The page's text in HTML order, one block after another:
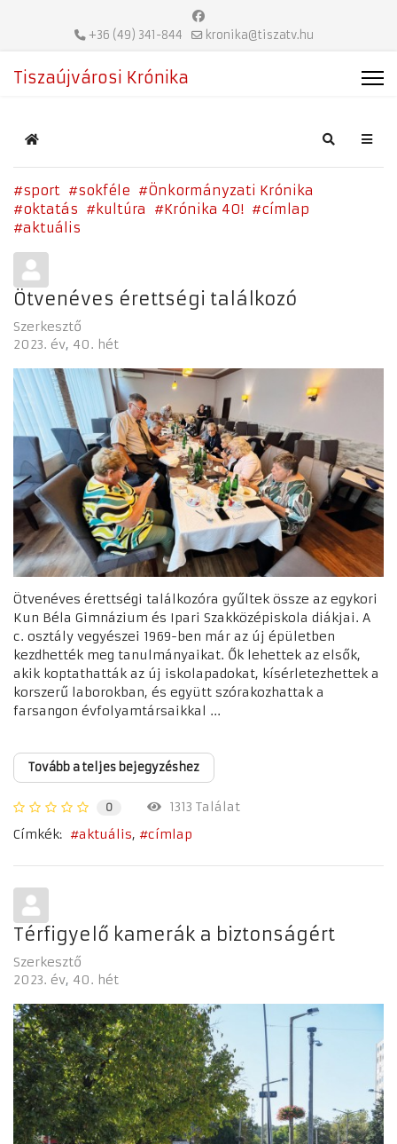
+36 (49) 341-844 kronika@tiszatv.hu
Tiszaújvárosi Krónika
Home Search
sport sokféle
Önkormányzati Krónika
oktatás
kultúra Krónika 40!
címlap
aktuális
Ötvenéves érettségi találkozó
Szerkesztő
2023. év 40. hét
Ötvenéves érettségi találkozóra gyűltek össze az egykori
Kun Béla Gimnázium és Ipari Szakközépiskola diákjai. A
c. osztály vegyészei 1969-ben már az új épületben
kezdhették meg tanulmányaikat. Ők lehettek az elsők,
akik koptathatták az új iskolapadokat, kísérletezhettek a
korszerű laborokban, és együtt szórakozhattak a
farsangon évfolyamtársaikkal ...
Tovább a teljes bejegyzéshez
0
1313 Találat
Címkék:
aktuális címlap
Térfigyelő kamerák a biztonságért
Szerkesztő
2023. év 40. hét